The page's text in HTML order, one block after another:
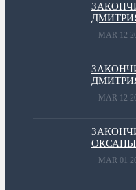
MAR 12
MAR 12
MAR 01